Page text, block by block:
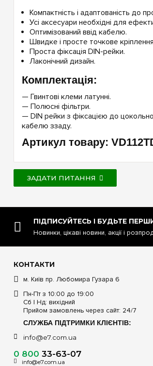
Компактність і адаптованість до
Усі аксесуари необхідні для
Оптимізований ввід кабелю.
Швидке і просте точкове
Проста фіксація DIN-рейки.
Лаконічний дизайн.
Комплектація:
— Гвинтові клеми латунні.
— Полюсні фільтри.
— DIN рейки з фіксацією до
кабелю ззаду.
Артикул товару:
ЗАДАТИ ПИТАННЯ
ПІДПИСУЙТЕСЬ І БУДЬТЕ
Новинки, цікаві новини, акції і
КОНТАКТИ
м. Київ пр. Любомира Гузара 6
Пн-Пт з 10:00 до 19:00
Сб | Нд: вихідний
Прийом замовлень через сайт: 24/7
СЛУЖБА ПІДТРИМКИ КЛІЄНТІВ:
info@e7.com.ua
0 800 33-63-07
info@e7.com.ua